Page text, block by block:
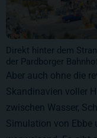
Direkt hinter dem
der Pardborger
Aber auch ohne die
Skandinavien voller
zwischen Wasser,
Simulation von Ebbe